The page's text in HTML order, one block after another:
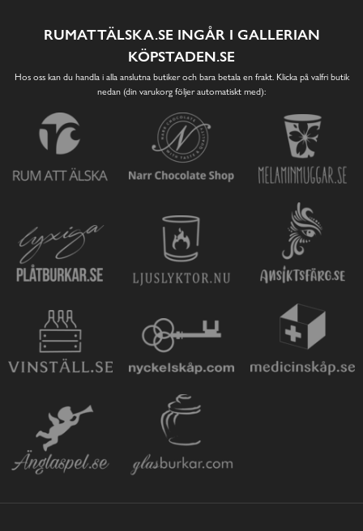
RUMATTÄLSKA.SE INGÅR I GALLERIAN
KÖPSTADEN.SE
Hos oss kan du handla i alla anslutna butiker och bara betala en frakt. Klicka på valfri butik
nedan (din varukorg följer automatiskt med):